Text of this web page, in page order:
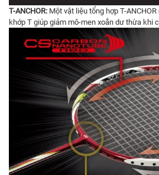
T-ANCHOR: Một vật liệu tổng hợp T-
khớp T giúp giảm mô-men xoắn dư thừa khi